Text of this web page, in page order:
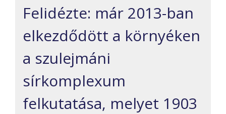
Felidézte: már 2013-ban
elkezdődött a környéken
a szulejmáni
sírkomplexum
felkutatása, melyet 1903